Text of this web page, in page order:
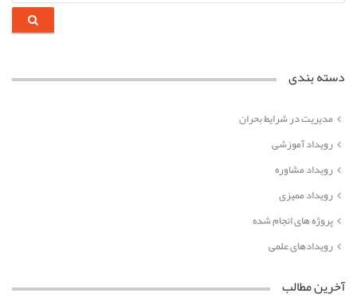
دسته بندی
مدیریت در شرایط بحران
رویداد آموزشی
رویداد مشاوره
رویداد ممیزی
پروژه های انجام شده
رویدادهای علمی
آخرین مطالب